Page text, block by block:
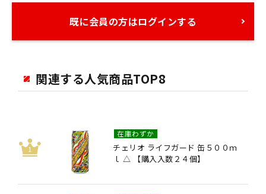
既に会員の方はログインする
関連する人気商品TOP8
チェリオ ライフガード 缶５００ｍ
ｌ △ 【購入入数２４個】
在庫わずか